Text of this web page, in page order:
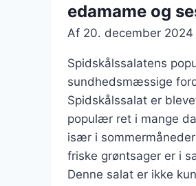
edamame og
Af 20. december 2024
Spidskålssalatens
sundhedsmæssige
Spidskålssalat er
populær ret i mange
især i
friske grøntsager er i
Denne salat er ikke kun